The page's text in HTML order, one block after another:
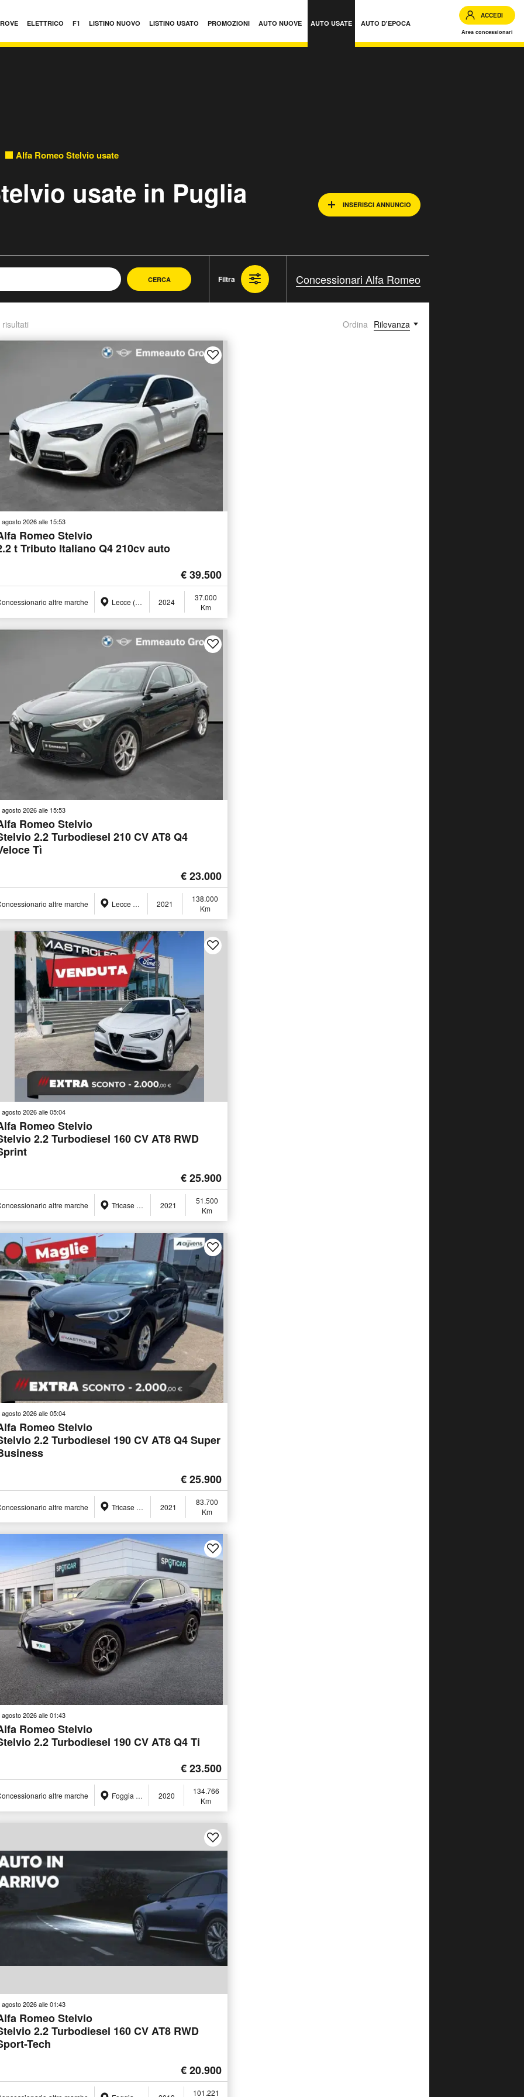
ELETTRICO F1 LISTINO NUOVO LISTINO USATO PROMOZIONI AUTO NUOVE AUTO USATE AUTO D'EPOCA
ACCEDI
Area concessionari
Alfa Romeo Stelvio usate
usate in Puglia INSERISCI ANNUNCIO
CERCA Filtra Concessionari Alfa Romeo
risultati Ordina Rilevanza
agosto 2026 alle 15:53
Romeo Stelvio
t Tributo Italiano Q4 210cv auto
€ 39.500
altre marche Lecce (LE) 2024
37.000
Km
agosto 2026 alle 15:53
Romeo Stelvio
2.2 Turbodiesel 210 CV AT8 Q4
Tì
€ 23.000
altre marche Lecce (LE) 2021
138.000
Km
agosto 2026 alle 05:04
Romeo Stelvio
2.2 Turbodiesel 160 CV AT8 RWD
€ 25.900
altre marche Tricase (LE) 2021
51.500
Km
agosto 2026 alle 05:04
Romeo Stelvio
2.2 Turbodiesel 190 CV AT8 Q4 Super
€ 25.900
altre marche Tricase (LE) 2021
83.700
Km
agosto 2026 alle 01:43
Romeo Stelvio
2.2 Turbodiesel 190 CV AT8 Q4 Ti
€ 23.500
altre marche Foggia (FG) 2020
134.766
Km
agosto 2026 alle 01:43
Romeo Stelvio
2.2 Turbodiesel 160 CV AT8 RWD
Tech
€ 20.900
101.221